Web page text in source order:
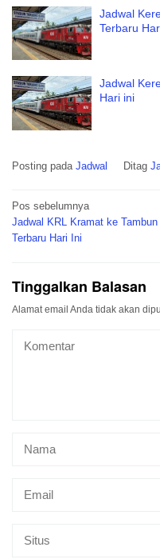
Jadwal
Terbaru
Jadwal
Hari ini
Posting pada Jadwal Ditag
Navigasi
pos
Pos sebelumnya
Jadwal KRL Kramat ke Tambun
Terbaru Hari Ini
Tinggalkan Balasan
Alamat email Anda tidak akan